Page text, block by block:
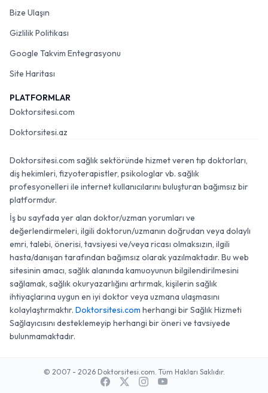
Bize Ulaşın
Gizlilik Politikası
Google Takvim Entegrasyonu
Site Haritası
PLATFORMLAR
Doktorsitesi.com
Doktorsitesi.az
Doktorsitesi.com sağlık sektöründe hizmet veren tıp doktorları,
diş hekimleri, fizyoterapistler, psikologlar vb. sağlık
profesyonelleri ile internet kullanıcılarını buluşturan bağımsız bir
platformdur.
İş bu sayfada yer alan doktor/uzman yorumları ve
değerlendirmeleri, ilgili doktorun/uzmanın doğrudan veya dolaylı
emri, talebi, önerisi, tavsiyesi ve/veya ricası olmaksızın, ilgili
hasta/danışan tarafından bağımsız olarak yazılmaktadır. Bu web
sitesinin amacı, sağlık alanında kamuoyunun bilgilendirilmesini
sağlamak, sağlık okuryazarlığını artırmak, kişilerin sağlık
ihtiyaçlarına uygun en iyi doktor veya uzmana ulaşmasını
kolaylaştırmaktır. Doktorsitesi.com herhangi bir Sağlık Hizmeti
Sağlayıcısını desteklemeyip herhangi bir öneri ve tavsiyede
bulunmamaktadır.
© 2007 - 2026 Doktorsitesi.com. Tüm Hakları Saklıdır.